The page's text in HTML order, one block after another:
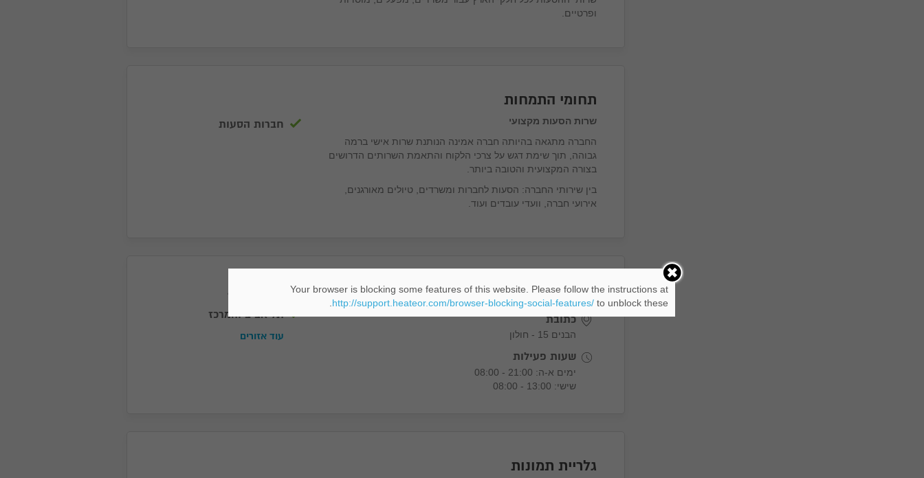
ופרטיים.
תחומי התמחות
שרות הסעות מקצועי
החברה מתגאה בהיותה חברה אמינה הנותנת שרות אישי ברמה
גבוהה, תוך שימת דגש על צרכי הלקוח והתאמת השרותים הדרושים
בצורה המקצועית והטובה ביותר.
בין שירותי החברה: הסעות לחברות ומשרדים, טיולים מאורגנים,
אירועי חברה, וועדי עובדים ועוד.
חברות הסעות
מידע נוסף
כתובת
הבנים 15 - חולון
שעות פעילות
ימים א-ה: 21:00 - 08:00
שישי: 13:00 - 08:00
אזורי שירות
תל אביב והמרכז
עוד אזורים
גלריית תמונות
Your browser is blocking some features of this website. Please follow the instructions at
http://support.heateor.com/browser-blocking-social-features/to unblock these.